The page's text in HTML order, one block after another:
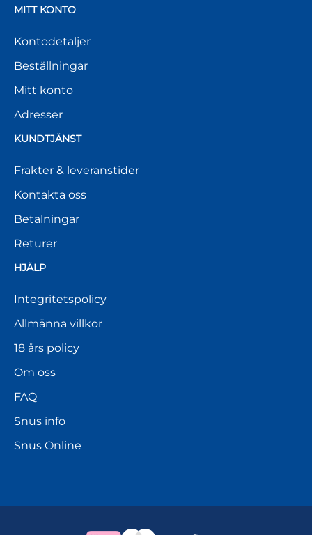
MITT KONTO
Kontodetaljer
Beställningar
Mitt konto
Adresser
KUNDTJÄNST
Frakter & leveranstider
Kontakta oss
Betalningar
Returer
HJÄLP
Integritetspolicy
Allmänna villkor
18 års policy
Om oss
FAQ
Snus info
Snus Online